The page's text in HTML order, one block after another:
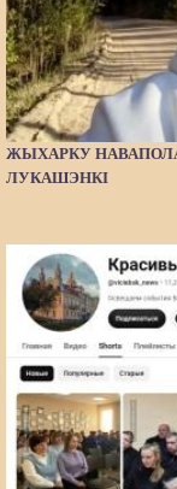
ЖЫХАРКУ
ЛУКАШЭНКІ